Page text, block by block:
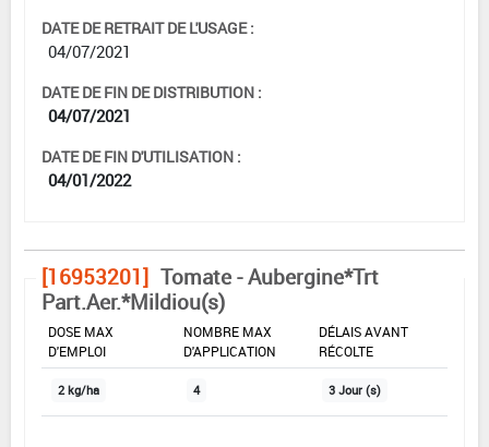
DATE DE RETRAIT DE L'USAGE :
04/07/2021
DATE DE FIN DE DISTRIBUTION :
04/07/2021
DATE DE FIN D'UTILISATION :
04/01/2022
[16953201] Tomate - Aubergine*Trt
Part.Aer.*Mildiou(s)
DOSE MAX
D'EMPLOI
NOMBRE MAX
D'APPLICATION
DÉLAIS AVANT
RÉCOLTE
2 kg/ha 4 3 Jour (s)